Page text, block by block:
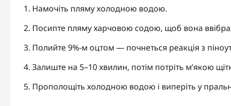
Намочіть пляму холодною водою.
Посипте пляму харчовою содою, щоб вона
Полийте 9%-м оцтом — почнеться реакція з
Залиште на 5–10 хвилин, потім потріть м’якою
Прополощіть холодною водою і виперіть у